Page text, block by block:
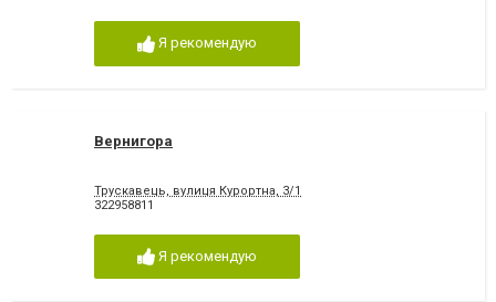
Я рекомендую
Вернигора
Трускавець, вулиця Курортна, 3/1
322958811
Я рекомендую